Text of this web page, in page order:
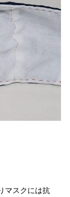
マスクには抗